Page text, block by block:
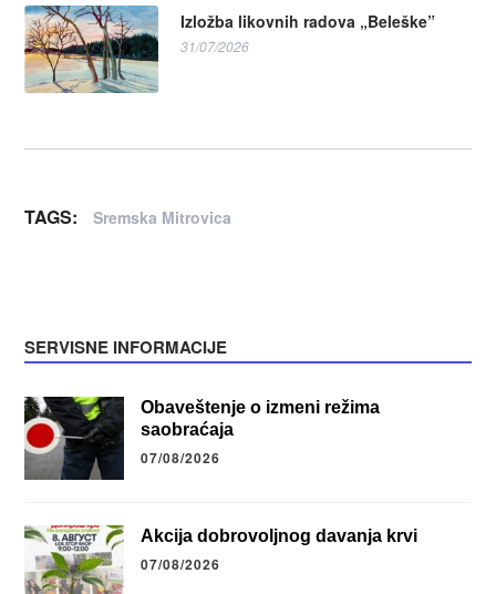
Izložba likovnih radova „Beleške”
31/07/2026
TAGS: Sremska Mitrovica
SERVISNE INFORMACIJE
Obaveštenje o izmeni režima
saobraćaja
07/08/2026
Akcija dobrovoljnog davanja krvi
07/08/2026